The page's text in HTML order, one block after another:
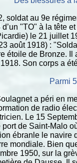
au 9e
"TO" à la tête
le 21 juillet
août 1918) :
étoile de Bronze.
Son corps a
Parmi
a péri en
de radio
Le 15
port de Saint-Malo
ébranle le
mondiale. Bien
1950, sur la